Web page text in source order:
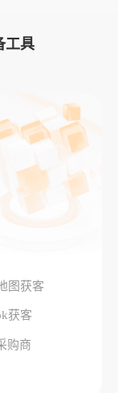
工具
图获客
获客
购商